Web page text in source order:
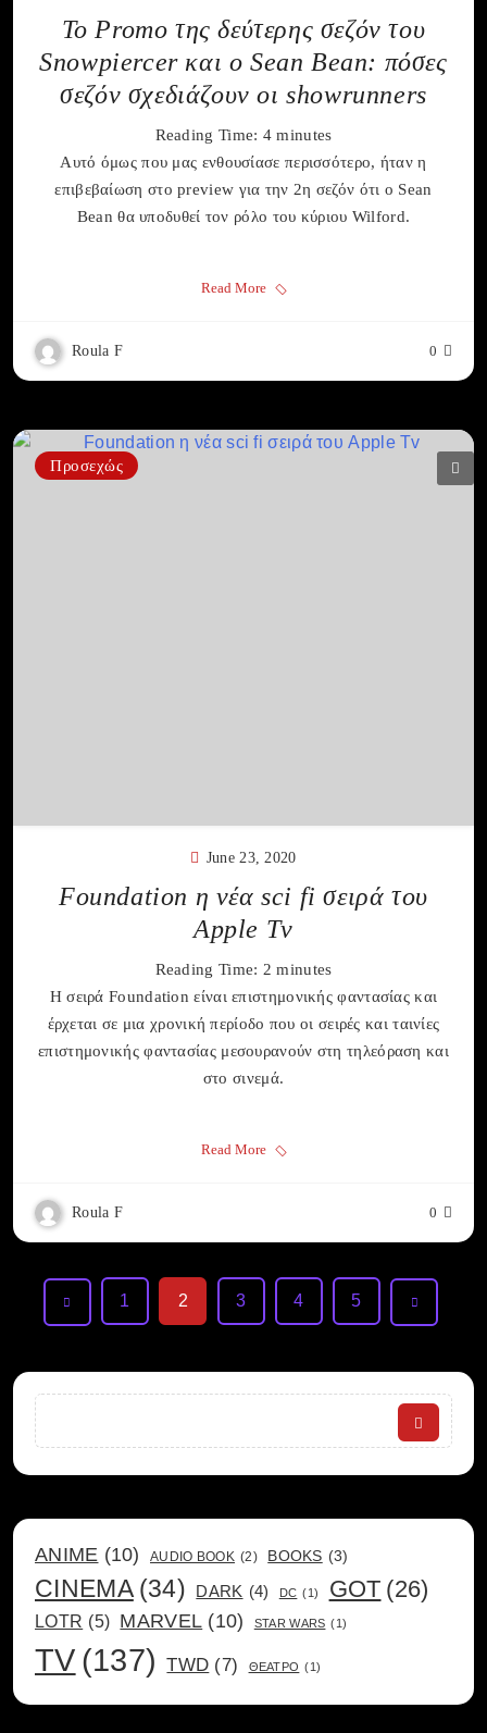
To Promo της δεύτερης σεζόν του
Snowpiercer και ο Sean Bean: πόσες
σεζόν σχεδιάζουν οι showrunners
Reading Time: 4 minutes
Αυτό όμως που μας ενθουσίασε περισσότερο, ήταν η
επιβεβαίωση στο preview για την 2η σεζόν ότι ο Sean
Bean θα υποδυθεί τον ρόλο του κύριου Wilford.
Read More
Roula F 0
Προσεχώς
June 23, 2020
Foundation η νέα sci fi σειρά του
Apple Tv
Reading Time: 2 minutes
Η σειρά Foundation είναι επιστημονικής φαντασίας και
έρχεται σε μια χρονική περίοδο που οι σειρές και ταινίες
επιστημονικής φαντασίας μεσουρανούν στη τηλεόραση και
στο σινεμά.
Read More
Roula F 0
1 2 3 4 5
Search
ANIME (10) AUDIO BOOK (2) BOOKS (3)
CINEMA (34) DARK (4) DC (1) GOT (26)
LOTR (5) MARVEL (10) STAR WARS (1)
TV (137) TWD (7) ΘΕΑΤΡΟ (1)